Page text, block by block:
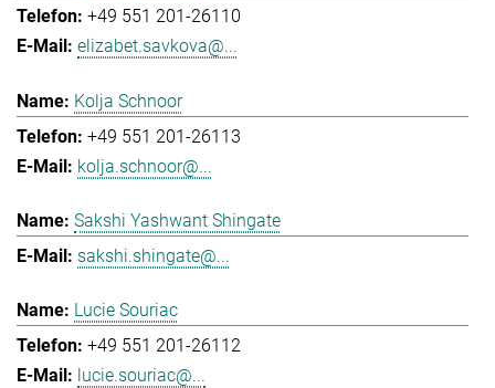
+49 551 201-26110
elizabet.savkova@...
Kolja Schnoor
+49 551 201-26113
kolja.schnoor@...
Sakshi Yashwant Shingate
sakshi.shingate@...
Lucie Souriac
+49 551 201-26112
lucie.souriac@...